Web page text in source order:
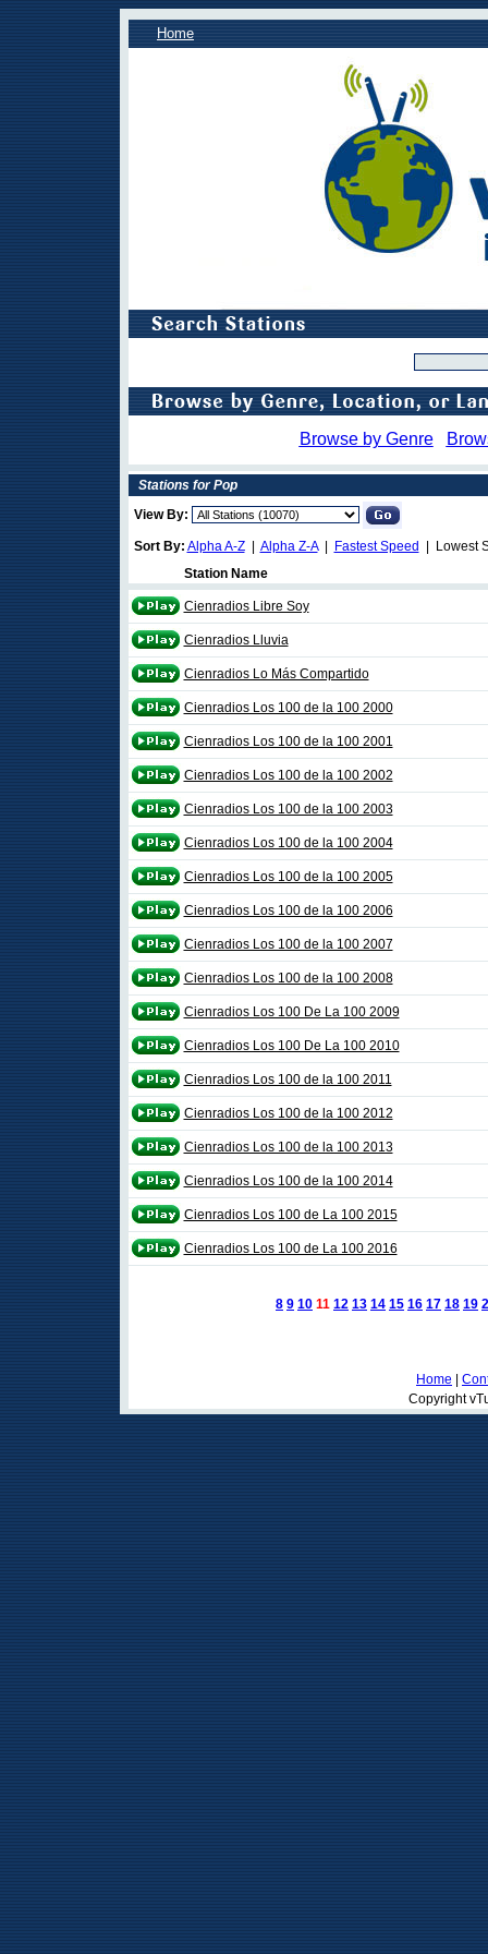
Home
Browse by Genre
Stations for Pop
View By:
Sort By: Alpha A-Z| Alpha Z-A| Fastest Speed
| Lowest
Station Name
Cienradios Libre Soy
Cienradios Lluvia
Cienradios Lo Más Compartido
Cienradios Los 100 de la 100 2000
Cienradios Los 100 de la 100 2001
Cienradios Los 100 de la 100 2002
Cienradios Los 100 de la 100 2003
Cienradios Los 100 de la 100 2004
Cienradios Los 100 de la 100 2005
Cienradios Los 100 de la 100 2006
Cienradios Los 100 de la 100 2007
Cienradios Los 100 de la 100 2008
Cienradios Los 100 De La 100 2009
Cienradios Los 100 De La 100 2010
Cienradios Los 100 de la 100 2011
Cienradios Los 100 de la 100 2012
Cienradios Los 100 de la 100 2013
Cienradios Los 100 de la 100 2014
Cienradios Los 100 de La 100 2015
Cienradios Los 100 de La 100 2016
8 9 10 11 12 13 14 15 16 17 18 19
Home
Copyright